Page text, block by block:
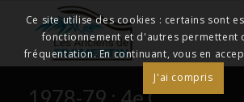
Ce site utilise des cookies : certains sont
fonctionnement et d'autres permettent
fréquentation. En continuant, vous en
J'ai compris